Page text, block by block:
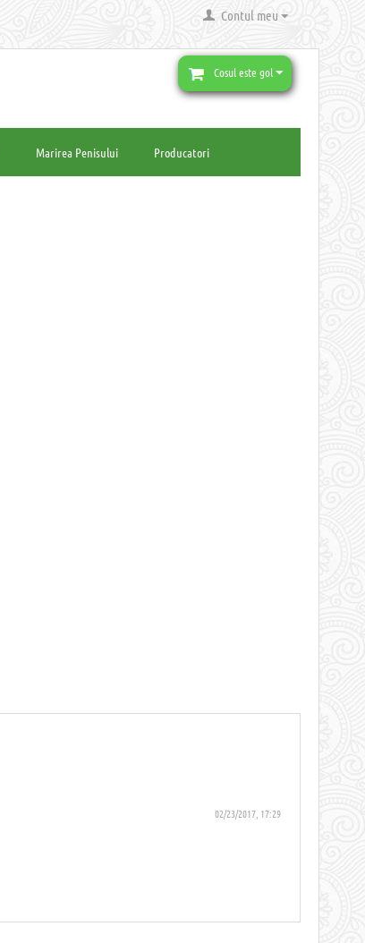
Contul meu
Cosul este gol
Marirea Penisului Producatori
02/23/2017, 17:29